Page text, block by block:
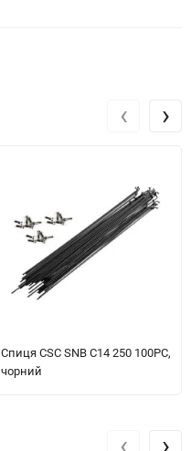
Спиця CSC SNB C14 250 100PC,
чорний
‹ ›